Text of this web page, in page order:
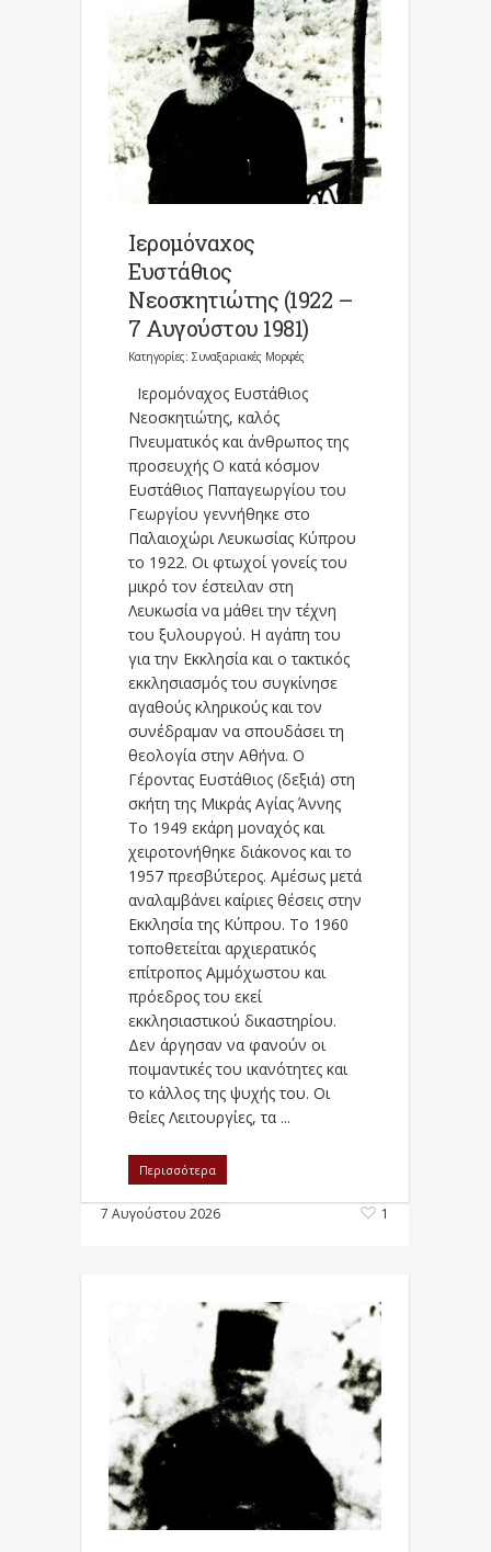
Ιερομόναχος
Ευστάθιος
Νεοσκητιώτης (1922 –
7 Αυγούστου 1981)
Κατηγορίες: Συναξαριακές Μορφές
Ιερομόναχος Ευστάθιος
Νεοσκητιώτης, καλός
Πνευματικός και άνθρωπος της
προσευχής Ο κατά κόσμον
Ευστάθιος Παπαγεωργίου του
Γεωργίου γεννήθηκε στο
Παλαιοχώρι Λευκωσίας Κύπρου
το 1922. Οι φτωχοί γονείς του
μικρό τον έστειλαν στη
Λευκωσία να μάθει την τέχνη
του ξυλουργού. Η αγάπη του
για την Εκκλησία και ο τακτικός
εκκλησιασμός του συγκίνησε
αγαθούς κληρικούς και τον
συνέδραμαν να σπουδάσει τη
θεολογία στην Αθήνα. Ο
Γέροντας Ευστάθιος (δεξιά) στη
σκήτη της Μικράς Αγίας Άννης
Το 1949 εκάρη μοναχός και
χειροτονήθηκε διάκονος και το
1957 πρεσβύτερος. Αμέσως μετά
αναλαμβάνει καίριες θέσεις στην
Εκκλησία της Κύπρου. Το 1960
τοποθετείται αρχιερατικός
επίτροπος Αμμόχωστου και
πρόεδρος του εκεί
εκκλησιαστικού δικαστηρίου.
Δεν άργησαν να φανούν οι
ποιμαντικές του ικανότητες και
το κάλλος της ψυχής του. Οι
θείες Λειτουργίες, τα ...
Περισσότερα
7 Αυγούστου 2026 1